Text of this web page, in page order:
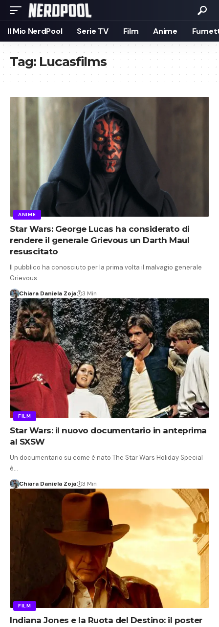
Il Mio NerdPool Serie TV Film Anime
Tag: Lucasfilms
ANIME
Star Wars: George Lucas ha considerato di
rendere il generale Grievous un Darth Maul
resuscitato
Il pubblico ha conosciuto per la prima volta il malvagio generale
Grievous…
Chiara Daniela Zoja 3 Min
FILM
Star Wars: il nuovo documentario in anteprima
al SXSW
Un documentario su come è nato The Star Wars Holiday Special
è…
Chiara Daniela Zoja 3 Min
FILM
Indiana Jones e la Ruota del Destino: il poster